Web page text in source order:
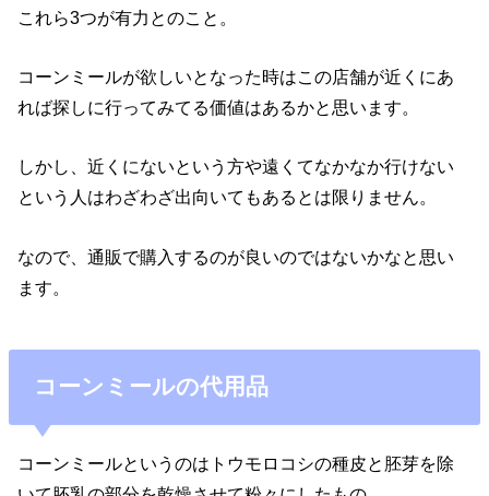
これら3つが有力とのこと。
コーンミールが欲しいとなった時はこの店舗が近くにあ
れば探しに行ってみてる価値はあるかと思います。
しかし、近くにないという方や遠くてなかなか行けない
という人はわざわざ出向いてもあるとは限りません。
なので、通販で購入するのが良いのではないかなと思い
ます。
コーンミールの代用品
コーンミールというのはトウモロコシの種皮と胚芽を除